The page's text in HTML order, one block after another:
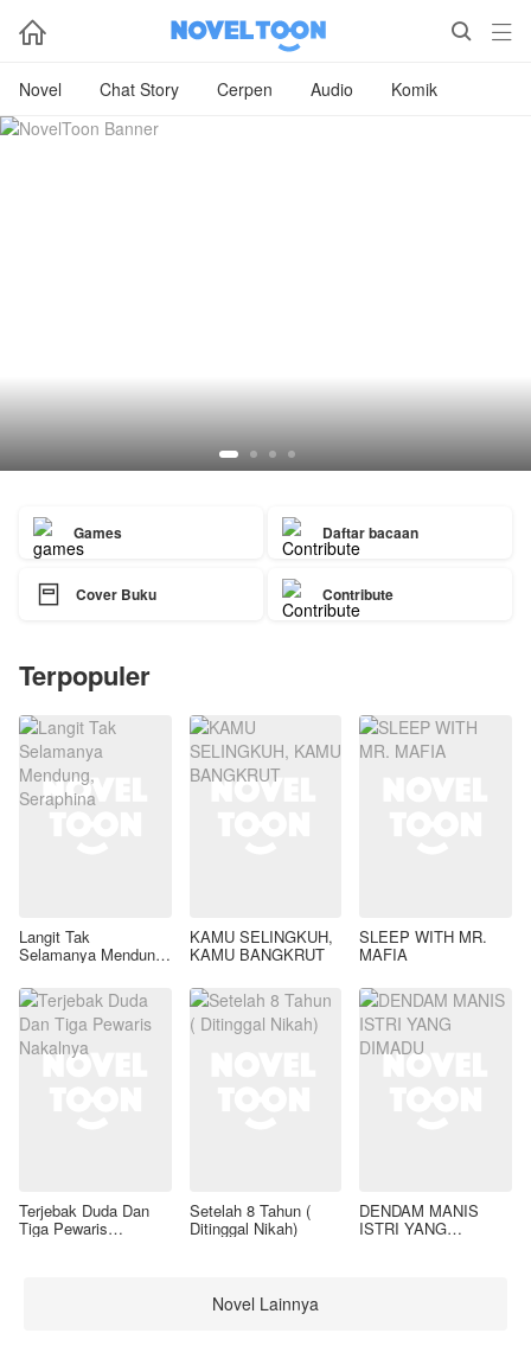
  
Novel Chat Story Cerpen Audio Komik
Games Daftar bacaan
 Cover Buku Contribute
Terpopuler
Langit Tak
Selamanya Mendung,
KAMU SELINGKUH,
KAMU BANGKRUT
SLEEP WITH MR.
MAFIA
Terjebak Duda Dan
Tiga Pewaris
Setelah 8 Tahun (
Ditinggal Nikah)
DENDAM MANIS
ISTRI YANG
Novel Lainnya